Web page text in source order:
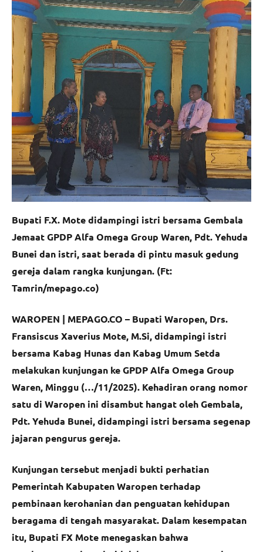
Bupati F.X. Mote didampingi istri bersama Gembala
Jemaat GPDP Alfa Omega Group Waren, Pdt. Yehuda
Bunei dan istri, saat berada di pintu masuk gedung
gereja dalam rangka kunjungan. (Ft:
Tamrin/mepago.co)
WAROPEN | MEPAGO.CO – Bupati Waropen, Drs.
Fransiscus Xaverius Mote, M.Si, didampingi istri
bersama Kabag Hunas dan Kabag Umum Setda
melakukan kunjungan ke GPDP Alfa Omega Group
Waren, Minggu (…/11/2025). Kehadiran orang nomor
satu di Waropen ini disambut hangat oleh Gembala,
Pdt. Yehuda Bunei, didampingi istri bersama segenap
jajaran pengurus gereja.
Kunjungan tersebut menjadi bukti perhatian
Pemerintah Kabupaten Waropen terhadap
pembinaan kerohanian dan penguatan kehidupan
beragama di tengah masyarakat. Dalam kesempatan
itu, Bupati FX Mote menegaskan bahwa